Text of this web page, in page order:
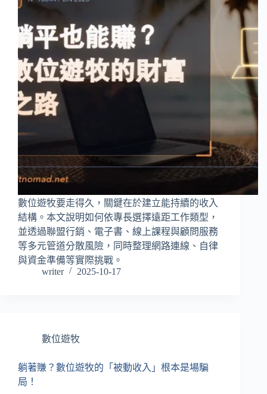
數位遊牧要走得久，關鍵在於建立能持續的收入
結構。本文說明如何依專長選擇遠距工作類型，
並透過聯盟行銷、電子書、線上課程與顧問服務
等多元管道分散風險，同時整理網路連線、自律
與資金準備等實際挑戰。
writer
2025-10-17
數位遊牧
躺著賺？數位遊牧的「被動收入」根本是場騙
局！